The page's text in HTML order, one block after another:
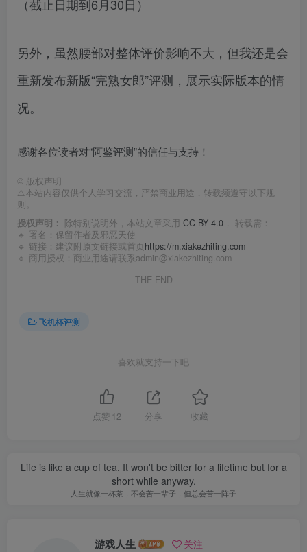
（截止日期到6月30日）
另外，虽然腰部对整体评价影响不大，但我还是会
重新发布新版“完熟女郎”评测，展示实际版本的情
况。
感谢各位读者对“阿鉴评测”的信任与支持！
© 版权声明
⚠️本站内容仅供个人学习交流，严禁商业用途，转载须遵守以下规
则。
授权声明： 除特别说明外，本站文章采用 CC BY 4.0 ， 转载需：
🔹 署名：保留作者及 邪恶天使
🔹 链接：建议附原文链接或首页https://m.xiakezhiting.com
🔹 商用授权：商业用途请联系admin@xiakezhiting.com
THE END
飞机杯评测
喜欢就支持一下吧
点赞 12 分享 收藏
Life is like a cup of tea. It won't be bitter for a lifetime but for a
short while anyway.
人生就像一杯茶，不会苦一辈子，但总会苦一阵子
游戏人生 关注